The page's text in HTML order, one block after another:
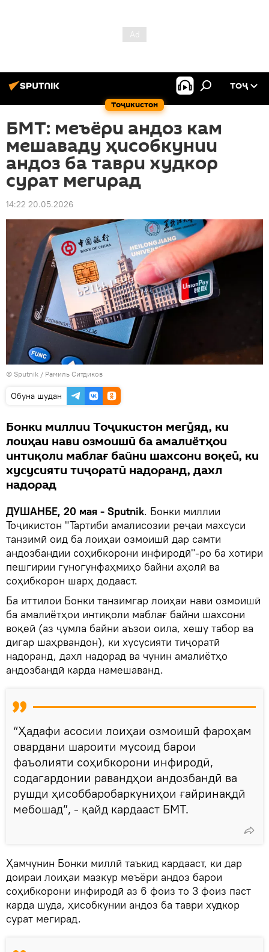
Тоҷикистон
ТОҶ
БМТ: меъёри андоз кам
мешаваду ҳисобкунии
андоз ба таври худкор
сурат мегирад
14:22 20.05.2026
© Sputnik / Рамиль Ситдиков
Обуна шудан
Бонки миллии Тоҷикистон мегӯяд, ки
лоиҳаи нави озмоишӣ ба амалиётҳои
интиқоли маблағ байни шахсони воқеӣ, ки
хусусияти тиҷоратӣ надоранд, дахл
надорад
ДУШАНБЕ, 20 мая - Sputnik. Бонки миллии
Тоҷикистон "Тартиби амалисозии реҷаи махсуси
танзимӣ оид ба лоиҳаи озмоишӣ дар самти
андозбандии соҳибкорони инфиродӣ"-ро ба хотири
пешгирии гуногунфаҳмиҳо байни аҳолӣ ва
соҳибкорон шарҳ додааст.
Ба иттилои Бонки танзимгар лоиҳаи нави озмоишӣ
ба амалиётҳои интиқоли маблағ байни шахсони
воқеӣ (аз ҷумла байни аъзои оила, хешу табор ва
дигар шаҳрвандон), ки хусусияти тиҷоратӣ
надоранд, дахл надорад ва чунин амалиётҳо
андозбандӣ карда намешаванд.
“Ҳадафи асосии лоиҳаи озмоишӣ фароҳам
овардани шароити мусоид барои
фаъолияти соҳибкорони инфиродӣ,
содагардонии равандҳои андозбандӣ ва
рушди ҳисоббаробаркуниҳои ғайринақдӣ
мебошад”, - қайд кардааст БМТ.
Ҳамчунин Бонки миллӣ таъкид кардааст, ки дар
доираи лоиҳаи мазкур меъёри андоз барои
соҳибкорони инфиродӣ аз 6 фоиз то 3 фоиз паст
карда шуда, ҳисобкунии андоз ба таври худкор
сурат мегирад.